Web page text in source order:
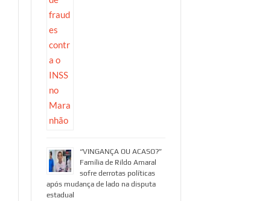
“VINGANÇA OU ACASO?”
Família de Rildo Amaral
sofre derrotas políticas
após mudança de lado na disputa
estadual